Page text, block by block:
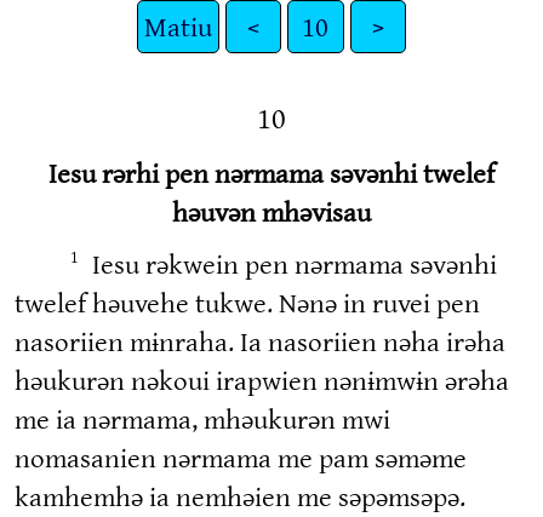
Matiu < 10 >
10
Iesu rərhi pen nərmama səvənhi twelef
həuvən mhəvisau
1
Iesu rəkwein pen nərmama səvənhi
twelef həuvehe tukwe. Nənə in ruvei pen
nasoriien mɨnraha. Ia nasoriien nəha irəha
həukurən nəkoui irapwien nənɨmwɨn ərəha
me ia nərmama, mhəukurən mwi
nomasanien nərmama me pam səməme
kamhemhə ia nemhəien me səpəmsəpə.